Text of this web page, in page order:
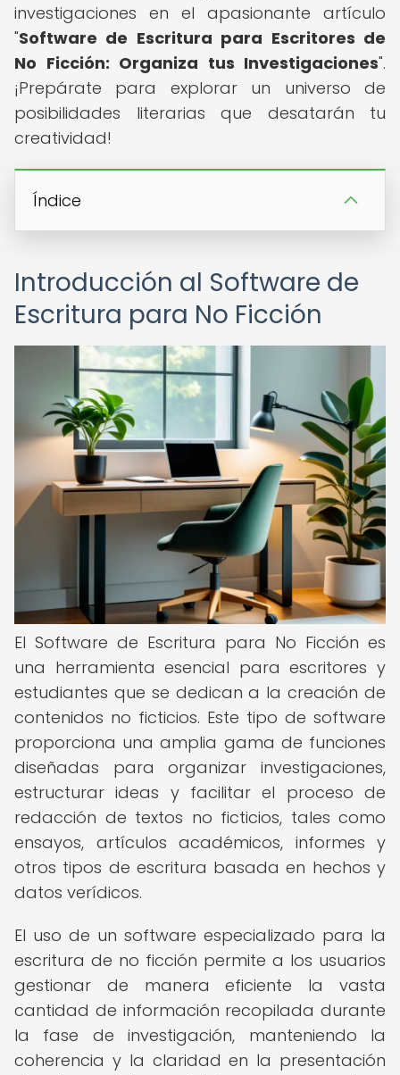
investigaciones en el apasionante artículo
"Software de Escritura para Escritores de
No Ficción: Organiza tus Investigaciones".
¡Prepárate para explorar un universo de
posibilidades literarias que desatarán tu
creatividad!
Índice
Introducción al Software de
Escritura para No Ficción
El Software de Escritura para No Ficción es
una herramienta esencial para escritores y
estudiantes que se dedican a la creación de
contenidos no ficticios. Este tipo de software
proporciona una amplia gama de funciones
diseñadas para organizar investigaciones,
estructurar ideas y facilitar el proceso de
redacción de textos no ficticios, tales como
ensayos, artículos académicos, informes y
otros tipos de escritura basada en hechos y
datos verídicos.
El uso de un software especializado para la
escritura de no ficción permite a los usuarios
gestionar de manera eficiente la vasta
cantidad de información recopilada durante
la fase de investigación, manteniendo la
coherencia y la claridad en la presentación